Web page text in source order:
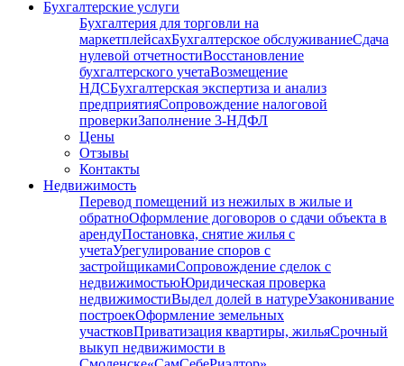
Бухгалтерские услуги
Бухгалтерия для торговли на
маркетплейсахБухгалтерское обслуживаниеСдача
нулевой отчетностиВосстановление
бухгалтерского учетаВозмещение
НДСБухгалтерская экспертиза и анализ
предприятияСопровождение налоговой
проверкиЗаполнение 3-НДФЛ
Цены
Отзывы
Контакты
Недвижимость
Перевод помещений из нежилых в жилые и
обратноОформление договоров о сдачи объекта в
арендуПостановка, снятие жилья с
учетаУрегулирование споров с
застройщикамиСопровождение сделок с
недвижимостьюЮридическая проверка
недвижимостиВыдел долей в натуреУзаконивание
построекОформление земельных
участковПриватизация квартиры, жильяСрочный
выкуп недвижимости в